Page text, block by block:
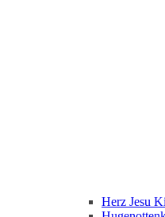
Herz Jesu